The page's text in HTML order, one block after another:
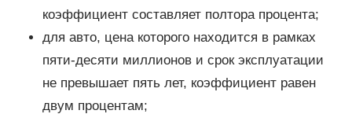
коэффициент составляет полтора процента;
для авто, цена которого находится в рамках
пяти-десяти миллионов и срок эксплуатации
не превышает пять лет, коэффициент равен
двум процентам;